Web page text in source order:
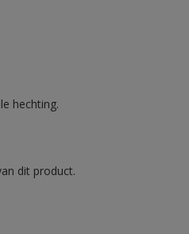
hechting.
dit product.